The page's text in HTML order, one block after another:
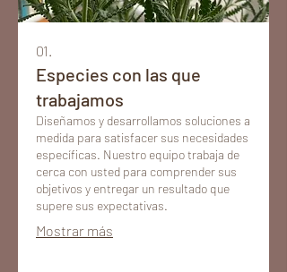
01.
Especies con las que
trabajamos
Diseñamos y desarrollamos soluciones a
medida para satisfacer sus necesidades
específicas. Nuestro equipo trabaja de
cerca con usted para comprender sus
objetivos y entregar un resultado que
supere sus expectativas.
Mostrar más